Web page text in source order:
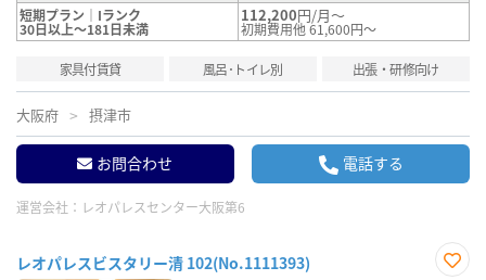
短期プラン｜Iランク
30日以上～181日未満
112,200円/月～
初期費用他 61,600円～
家具付賃貸 風呂･トイレ別 出張・研修向け
大阪府 摂津市
お問合わせ 電話する
運営会社： レオパレスセンター大阪第6
レオパレスビスタリー清 102(No.1111393)